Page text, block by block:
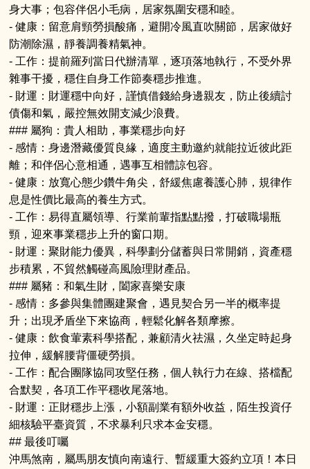
身大事；包容伴侶小毛病，居家氛圍安穩和睦。
- 健康：留意肩頸勞損酸痛，避開冷風直吹關節，居家做好
防潮除濕，靜養調養精氣神。
- 工作：提前羅列當日代辦清單，逐項落地執行，不受外界
雜事干擾，穩住自身工作節奏穩步推進。
- 財運：財運穩中向好，謹慎借錢給身邊親友，防止後續討
債傷和氣，嚴控無效開支減少浪費。
### 屬狗：貴人相助，事業穩步向好
- 感情：身邊潛藏優質良緣，適度主動邀約就能拉近彼此距
離；和伴侶心意相通，遇事互相體諒包容。
- 健康：放寬心態少鑽牛角尖，舒緩焦慮養護心肺，規律作
息是性價比最高的養生方式。
- 工作：易得直屬領導、行業前輩指點點撥，打破職場瓶
頸，迎來事業穩步上升的窗口期。
- 財運：聚財能力優異，科學劃分儲蓄與日常開銷，資產穩
步積累，不貿然觸碰高風險理財產品。
### 屬豬：和氣生財，闔家喜樂安康
- 感情：多參與集體團建聚會，遇見契合另一半的概率提
升；出現矛盾坐下來協商，輕鬆化解各類摩擦。
- 健康：飲食葷素科學搭配，兼顧清火祛濕，久坐定時起身
拉伸，緩解腰背僵硬勞損。
- 工作：配合團隊協同攻堅任務，個人執行力在線、搭檔配
合默契，各項工作平穩收尾落地。
- 財運：正財穩步上漲，小額副業有額外收益，陌生投資仔
細核驗平臺資質，不求暴利只求本金安穩。
## 最後叮囑
沖馬煞南，屬馬朋友慎向南遠行、暫緩重大簽約立項！本日